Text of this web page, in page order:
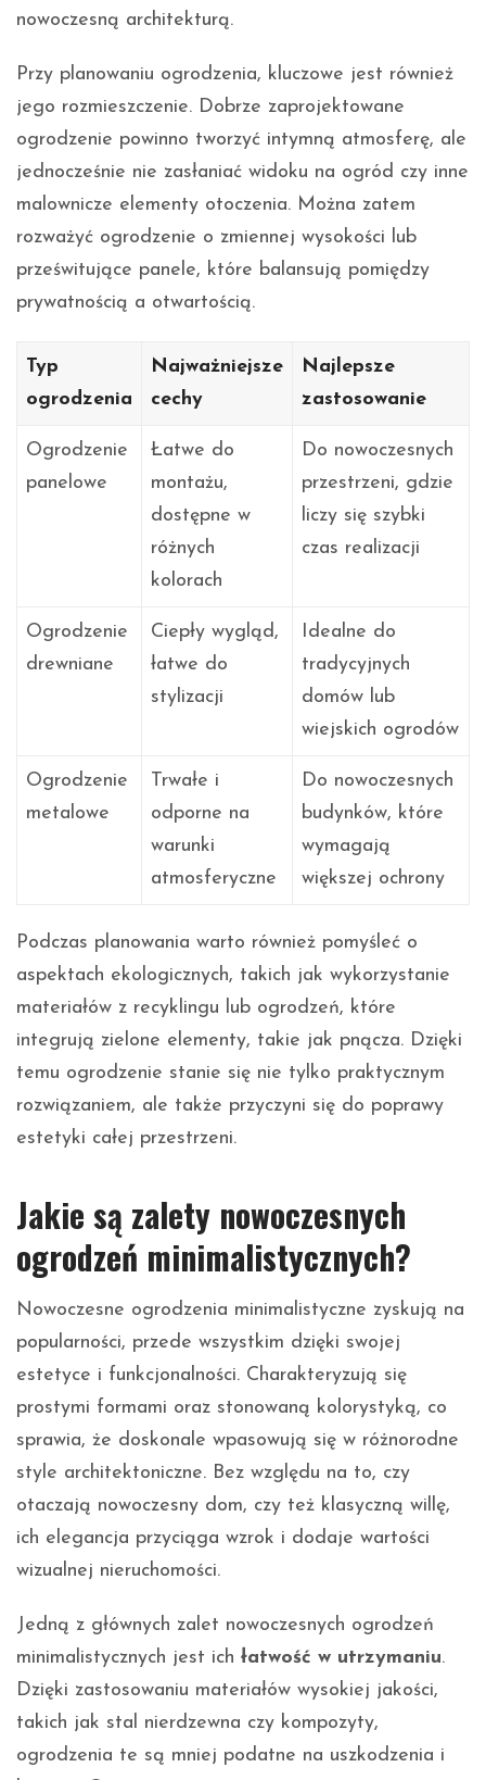
nowoczesną architekturą.
Przy planowaniu ogrodzenia, kluczowe jest również
jego rozmieszczenie. Dobrze zaprojektowane
ogrodzenie powinno tworzyć intymną atmosferę, ale
jednocześnie nie zasłaniać widoku na ogród czy inne
malownicze elementy otoczenia. Można zatem
rozważyć ogrodzenie o zmiennej wysokości lub
prześwitujące panele, które balansują pomiędzy
prywatnością a otwartością.
Typ
ogrodzenia
Najważniejsze
cechy
Najlepsze
zastosowanie
Ogrodzenie
panelowe
Łatwe do
montażu,
dostępne w
różnych
kolorach
Do nowoczesnych
przestrzeni, gdzie
liczy się szybki
czas realizacji
Ogrodzenie
drewniane
Ciepły wygląd,
łatwe do
stylizacji
Idealne do
tradycyjnych
domów lub
wiejskich ogrodów
Ogrodzenie
metalowe
Trwałe i
odporne na
warunki
atmosferyczne
Do nowoczesnych
budynków, które
wymagają
większej ochrony
Podczas planowania warto również pomyśleć o
aspektach ekologicznych, takich jak wykorzystanie
materiałów z recyklingu lub ogrodzeń, które
integrują zielone elementy, takie jak pnącza. Dzięki
temu ogrodzenie stanie się nie tylko praktycznym
rozwiązaniem, ale także przyczyni się do poprawy
estetyki całej przestrzeni.
Jakie są zalety nowoczesnych
ogrodzeń minimalistycznych?
Nowoczesne ogrodzenia minimalistyczne zyskują na
popularności, przede wszystkim dzięki swojej
estetyce i funkcjonalności. Charakteryzują się
prostymi formami oraz stonowaną kolorystyką, co
sprawia, że doskonale wpasowują się w różnorodne
style architektoniczne. Bez względu na to, czy
otaczają nowoczesny dom, czy też klasyczną willę,
ich elegancja przyciąga wzrok i dodaje wartości
wizualnej nieruchomości.
Jedną z głównych zalet nowoczesnych ogrodzeń
minimalistycznych jest ich łatwość w utrzymaniu.
Dzięki zastosowaniu materiałów wysokiej jakości,
takich jak stal nierdzewna czy kompozyty,
ogrodzenia te są mniej podatne na uszkodzenia i